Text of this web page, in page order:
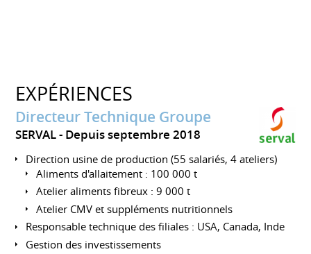
EXPÉRIENCES
Directeur Technique Groupe
SERVAL Depuis septembre 2018
Direction usine de production (55 salariés, 4 ateliers)
Aliments d'allaitement : 100 000 t
Atelier aliments fibreux : 9 000 t
Atelier CMV et suppléments nutritionnels
Responsable technique des filiales : USA, Canada, Inde
Gestion des investissements